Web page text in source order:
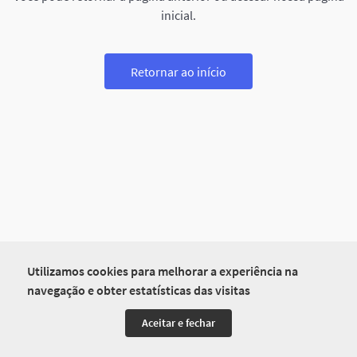
Utilizamos cookies para melhorar a experiência na
navegação e obter estatísticas das visitas
Aceitar e fechar
inicial.
Retornar ao início